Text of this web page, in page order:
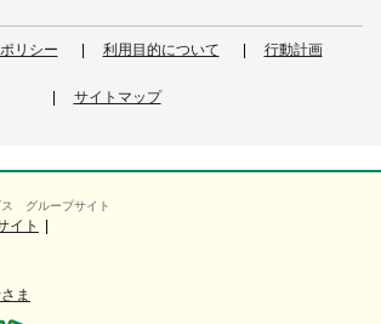
リシー 利用目的について 行動計画
サイトマップ
ス グループサイト
イト
ま